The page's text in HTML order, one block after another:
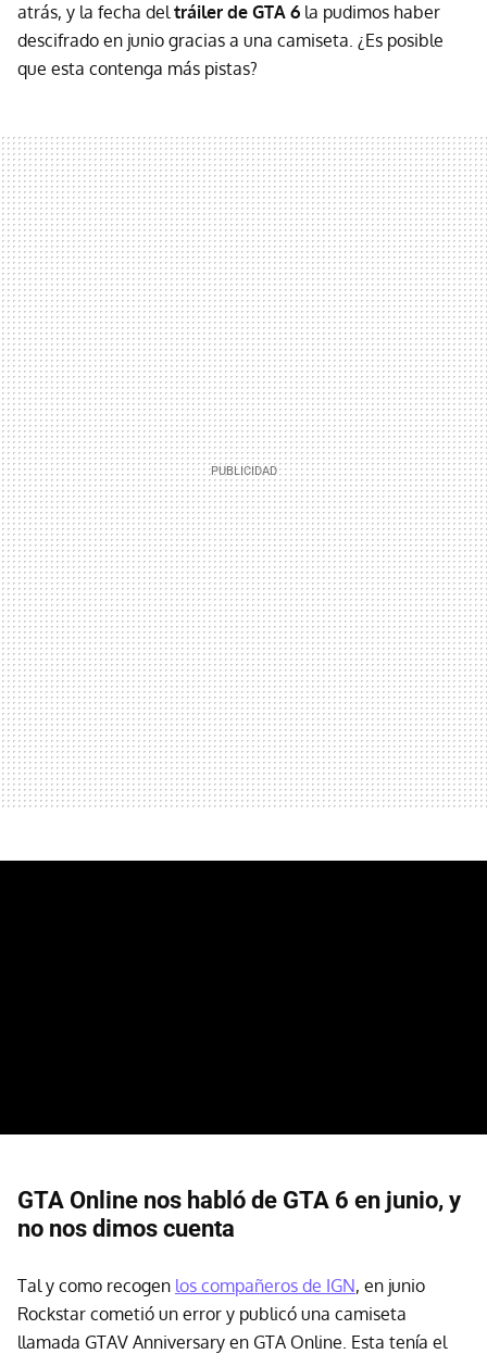
atrás, y la fecha deltráiler de GTA 6 la pudimos haber
descifrado en junio gracias a una camiseta. ¿Es posible
que esta contenga más pistas?
GTA Online nos habló de GTA 6 en junio, y
no nos dimos cuenta
Tal y como recogen los compañeros de IGN, en junio
Rockstar cometió un error y publicó una camiseta
llamada GTAV Anniversary en GTA Online. Esta tenía el